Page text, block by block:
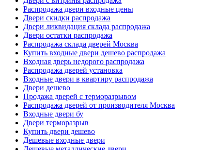
Распродажа двери входные цены
Двери скидки распродажа
Двери ликвидация склада распродажа
Двери остатки распродажа
Распродажа склада дверей Москва
Купить входные двери дешево распродажа
Входная дверь недорого распродажа
Распродажа дверей установка
Входные двери в квартиру распродажа
Двери дешево
Продажа дверей с терморазрывом
Распродажа дверей от производителя Москва
Входные двери бу
Двери терморазрыв
Купить двери дешево
Дешевые входные двери